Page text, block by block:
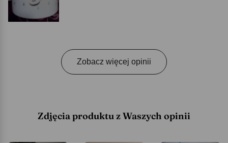
Zobacz więcej opinii
Zdjęcia produktu z Waszych opinii